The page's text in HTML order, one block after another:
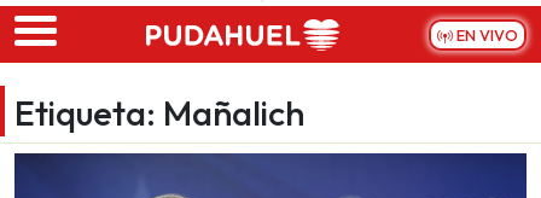
Skip to main content
EN VIVO
Etiqueta: Mañalich